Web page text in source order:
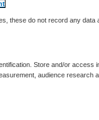
nog eens circa
these do not record any data
Store and/or access
audience research